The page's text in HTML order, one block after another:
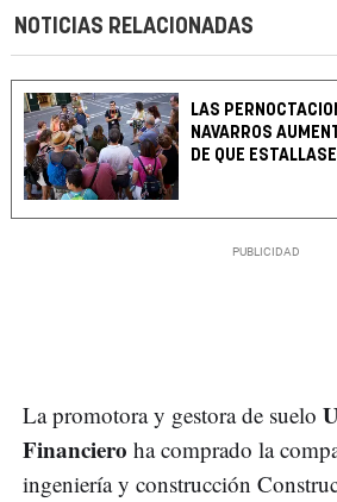
NOTICIAS RELACIONADAS
LAS
NAVARROS
DE QUE
La promotora y gestora de suelo
Financiero ha comprado la
ingeniería y construcción